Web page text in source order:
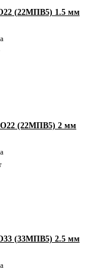
(22MПВ5) 1.5 мм
(22MПВ5) 2 мм
(33MПВ5) 2.5 мм